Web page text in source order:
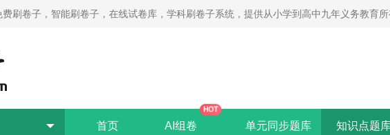
刷卷子，智能刷卷子，在线试卷库，学科刷卷子系统，提供从小学到高中九年义务教育所
首页 AI组卷
HOT
单元同步题库 知识点题